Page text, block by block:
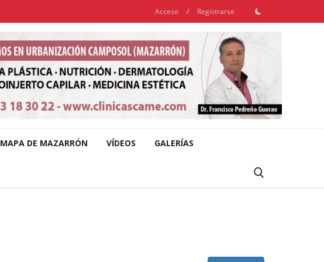
Acceso / Registrarse
MAPA DE MAZARRÓN VÍDEOS GALERÍAS